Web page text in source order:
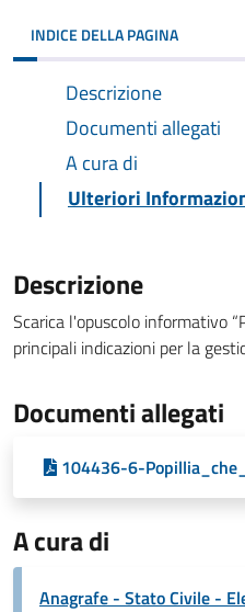
INDICE DELLA PAGINA
Descrizione
Documenti allegati
A cura di
Ulteriori
Descrizione
Scarica l'opuscolo informativo
principali indicazioni per la
Documenti allegati
104436-6-
A cura di
Anagrafe - Stato Civile -